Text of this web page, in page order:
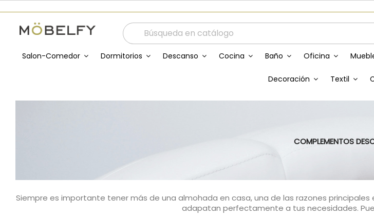
Salon-Comedor Dormitorios Descanso Cocina Baño Oficina
Decoración Textil
COMPLEMENTOS
Siempre es importante tener más de una almohada en casa, una de las razones
adapatan perfectamente a tus necesidades.